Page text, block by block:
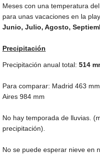
Meses con una temperatura
para unas vacaciones en la
Junio, Julio, Agosto,
Precipitación
Precipitación anual total: 514
Para comparar: Madrid 463 mm
Aires 984 mm
No hay temporada de lluvias.
precipitación).
No se puede esperar nieve en